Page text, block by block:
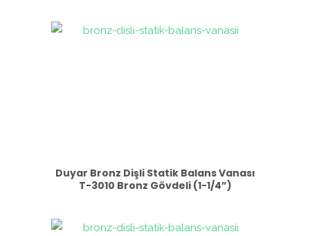
Duyar Bronz Dişli Statik Balans Vanası
T-3010 Bronz Gövdeli (1-1/4”)